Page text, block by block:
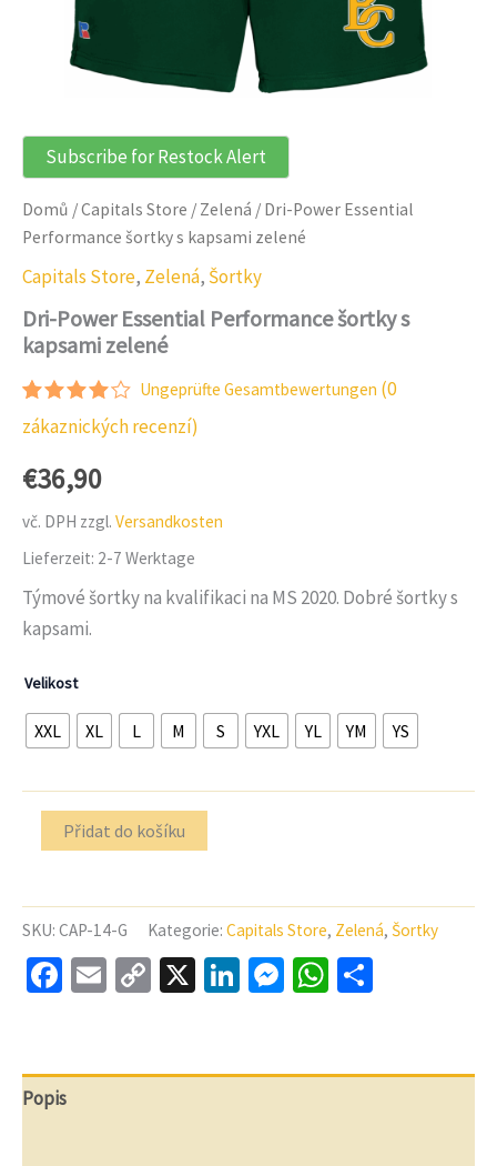
Subscribe for Restock Alert
Domů /Capitals Store / Zelená / Dri-Power Essential
Performance šortky s kapsami zelené
Capitals Store, Zelená, Šortky
Dri-Power Essential Performance šortky s
kapsami zelené
Hodnocení:
4.00z 5
základě
hodnocení
zákazníků
Ungeprüfte Gesamtbewertungen (0
zákaznických recenzí)
€36,90
vč. DPH zzgl. Versandkosten
Lieferzeit: 2-7 Werktage
Týmové šortky na kvalifikaci na MS 2020. Dobré šortky s
kapsami.
Velikost
XXL XL L M S YXL YL YM YS
Množství
Performance
šortky
s
kapsami
zelené
Přidat do košíku
SKU: CAP-14-G Kategorie: Capitals Store, Zelená, Šortky
Facebook
EmailCopy
X LinkedIn
Messenger
WhatsApp
Popis